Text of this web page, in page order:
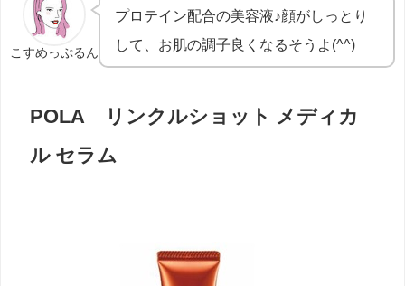
こすめっぷるん
プロテイン配合の美容液♪顔がしっとり
して、お肌の調子良くなるそうよ(^^)
POLA リンクルショット メディカ
ル セラム